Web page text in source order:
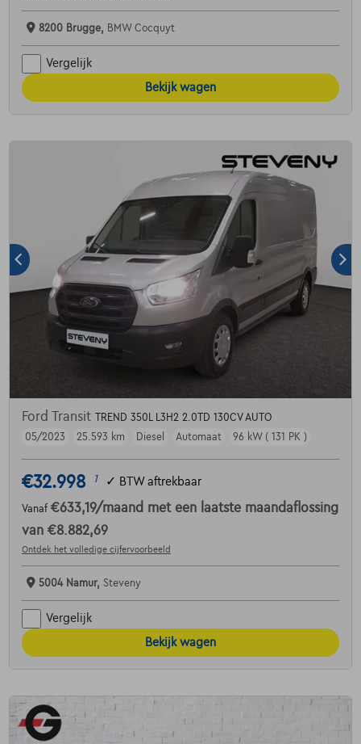
8200 Brugge, BMW Cocquyt
Vergelijk
Bekijk wagen
Ford Transit
TREND 350L L3H2 2.0TD 130CV AUTO
05/2023
25.593 km Diesel Automaat 96 kW ( 131 PK )
€32.998 1 ✓ BTW aftrekbaar
Vanaf €633,19/maand met een laatste maandaflossing
van €8.882,69
Ontdek het volledige cijfervoorbeeld
5004 Namur, Steveny
Vergelijk
Bekijk wagen